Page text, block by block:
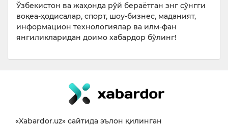
Ўзбекистон ва жаҳонда рўй бераётган энг сўнгги
воқеа-ҳодисалар, спорт, шоу-бизнес, маданият,
информацион технологиялар ва илм-фан
янгиликларидан доимо хабардор бўлинг!
«Xabardor.uz» сайтида эълон қилинган